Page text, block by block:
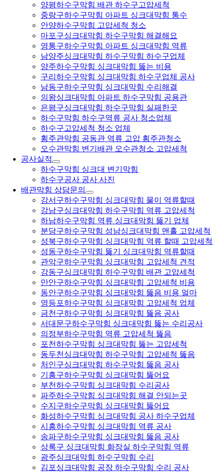
양평하수구막힘 배관 하수구고압세척
중랑구하수구막힘 아파트 싱크대막힘 통수
안양하수구막힘 고압세척 청소
마포구싱크대막힘 하수구막힘 해결해요
영통구하수구막힘 아파트 싱크대막힘 역류
남양주싱크대막힘 하수구막힘 하수구업체
양주하수구막힘 싱크대막힘 뚫는 비용
구리하수구막힘 싱크대막힘 하수구업체 공사
남동구하수구막힘 싱크대막힘 수리해결
의왕싱크대막힘 아파트 하수구막힘 공용관
은평구싱크대막힘 하수구막힘 실패한곳
하수구막힘 하수구역류 공사 청소업체
하수구고압세척 청소 업체
횡주관막힘 공동관 역류 고압 횡주관청소
오수관막힘 변기배관 오수관청소 고압세척
공사실적
하수구막힘 싱크대 변기막힘
하수구공사 공사 사진
배관막힘 상담문의
강서구하수구막힘 싱크대막힘 물이 역류할때
강남구싱크대막힘 하수구막힘 역류 고압세척
하남하수구막힘 역류 싱크대막힘 뚫기 업체
분당구하수구막힘 성남싱크대막힘 맨홀 고압세척
성북구하수구막힘 싱크대막힘 역류 할때 고압세척
성동구하수구막힘 뚫기 싱크대막힘 역류할때
관악구하수구막힘 싱크대막힘 고압세척 견적
강동구싱크대막힘 하수구막힘 배관 고압세척
만안구하수구막힘 싱크대막힘 고압세척 비용
동안구하수구막힘 싱크대막힘 뚫음 비용 얼마
영등포하수구막힘 싱크대막힘 고압세척 업체
금천구하수구막힘 싱크대막힘 뚫음 공사
서대문구하수구막힘 싱크대막힘 뚫는 수리공사
의정부하수구막힘 역류 고압세척 뚫음
포천하수구막힘 싱크대막힘 뚫는 고압세척
동두천싱크대막힘 하수구막힘 고압세척 뚫음
처인구싱크대막힘 하수구막힘 뚫음 공사
기흥구하수구막힘 싱크대막힘 뚫어요
부천하수구막힘 싱크대막힘 수리공사
파주하수구막힘 싱크대막힘 해결 안되는곳
수지구하수구막힘 싱크대막힘 뚫어요
화성하수구막힘 싱크대막힘 공사 하수구업체
시흥하수구막힘 싱크대막힘 역류 공사
송파구하수구막힘 싱크대막힘 뚫음 공사
상록구 싱크대막힘 화장실 하수구막힘 역류
광주싱크대막힘 하수구막힘 수리
김포싱크대막힘 공장 하수구막힘 수리 공사